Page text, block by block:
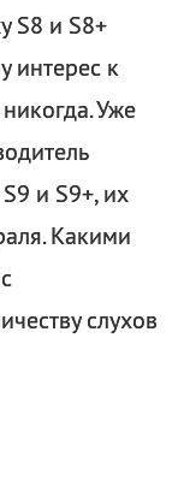
S8 и S8+
интерес к
Уже
и S9+, их
Какими
слухов